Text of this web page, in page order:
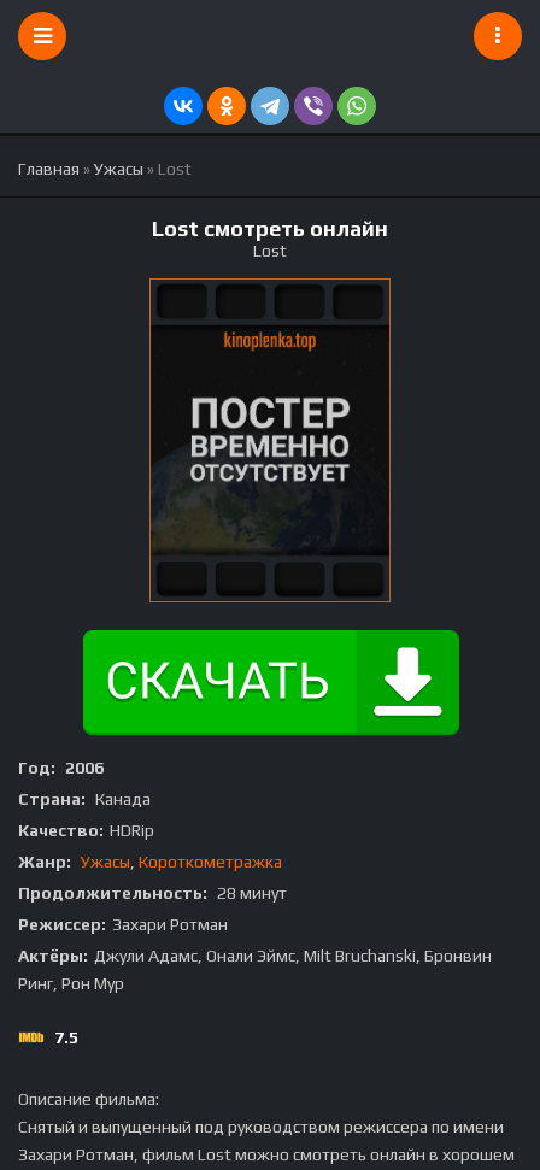
Главная »Ужасы » Lost
Lost смотреть онлайн
Lost
Год:
2006
Страна: Канада
Качество: HDRip
Жанр: Ужасы Короткометражка
Продолжительность: 28 минут
Режиссер: Захари Ротман
Актёры: Джули Адамс, Онали Эймс, Milt Bruchanski, Бронвин
Ринг, Рон Мур
7.5
Описание фильма:
Снятый и выпущенный под руководством режиссера по имени
Захари Ротман, фильм Lost можно смотреть онлайн в хорошем